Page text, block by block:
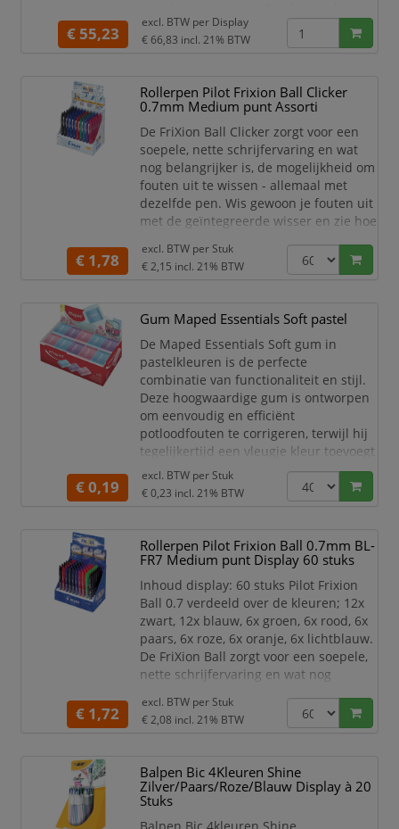
tot de Tipp-Ex droog is, direct na het
corrigeren kunt u er weer overheen
De behuizing van de tape is
transparant, zodat u de 6 meter lange
correctietape kunt zien. De breedte van
de tape is 5
€ 55,23
excl. BTW per Display
€ 66,83 incl. 21% BTW
Rollerpen Pilot Frixion Ball Clicker
0.7mm Medium punt Assorti
De FriXion Ball Clicker zorgt voor een
soepele, nette schrijfervaring en wat
nog belangrijker is, de mogelijkheid om
fouten uit te wissen - allemaal met
dezelfde pen. Wis gewoon je fouten uit
met de geïntegreerde wisser en zie hoe
unieke gel-inkt reageert op de warmte
die ontstaat door het wissen, en laat je
schrijven.
Prijs per stuk, te bestellen in
veelvoud van 60 stu
€ 1,78
excl. BTW per Stuk
€ 2,15 incl. 21% BTW
Gum Maped Essentials Soft pastel
De Maped Essentials Soft gum in
pastelkleuren is de perfecte
combinatie van functionaliteit en stijl.
Deze hoogwaardige gum is ontworpen
om eenvoudig en efficiënt
potloodfouten te corrigeren, terwijl hij
tegelijkertijd een vleugje kleur toevoegt
aan je schrijf- en tekenbenodigdheden.
Met een zachte en flexibele textuur
fouten kunt corrigeren zonder vlekken
of resten achter te la
€ 0,19
excl. BTW per Stuk
€ 0,23 incl. 21% BTW
Rollerpen Pilot Frixion Ball 0.7mm BL-
FR7 Medium punt Display 60 stuks
Inhoud display: 60 stuks Pilot Frixion
Ball 0.7 verdeeld over de kleuren; 12x
zwart, 12x blauw, 6x groen, 6x rood, 6x
paars, 6x roze, 6x oranje, 6x lichtblauw.
De FriXion Ball zorgt voor een soepele,
nette schrijfervaring en wat nog
fouten uit te wissen - allemaal met
dezelfde pen. Wis gewoon je fouten uit
de inkt als bij toverslag verdwijnt! De
unieke gel-inkt reageert op
€ 1,72
excl. BTW per Stuk
€ 2,08 incl. 21% BTW
Balpen Bic 4Kleuren Shine
Zilver/Paars/Roze/Blauw Display à 20
Stuks